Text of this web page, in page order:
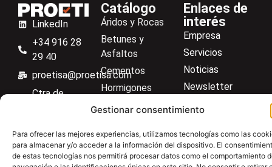
Gestionar consentimiento
Para ofrecer las mejores experiencias, utilizamos tecnologías como las
para almacenar y/o acceder a la información del dispositivo. El
de estas tecnologías nos permitirá procesar datos como el comportamiento
LinkedIn
+34 916 28
29 40
proetisa@proetisa.com
Ctra de
M-106, Km
4,1, 28110
Catálogo
Áridos y Rocas
Betunes y
Asfaltos
Cementos
Hormigones
Suelos
Aceros
Material general
Enlaces de
interés
Empresa
Servicios
Noticias
Newsletter
Descargas
Centro de ayuda